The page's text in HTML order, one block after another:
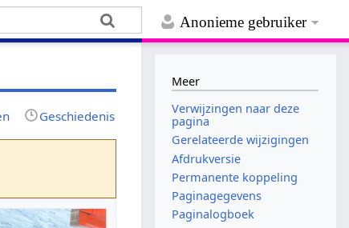
Anonieme gebruiker
Geschiedenis
Meer
Verwijzingen naar deze
pagina
Gerelateerde wijzigingen
Afdrukversie
Permanente koppeling
Paginagegevens
Paginalogboek